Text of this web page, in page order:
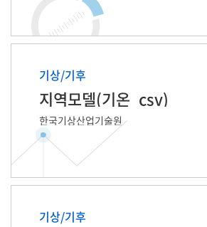
기상/기후
지역모델(기온_csv)
한국기상산업기술원
기상/기후